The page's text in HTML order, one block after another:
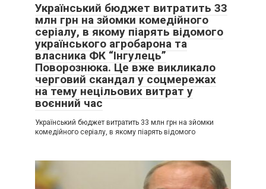
Український бюджет витратить 33
млн грн на зйомки комедійного
серіалу, в якому піарять відомого
українського агробарона та
власника ФК “Інгулець”
Поворознюка. Це вже викликало
черговий скандал у соцмережах
на тему нецільових витрат у
воєнний час
Український бюджет витратить 33 млн грн на зйомки
комедійного серіалу, в якому піарять відомого